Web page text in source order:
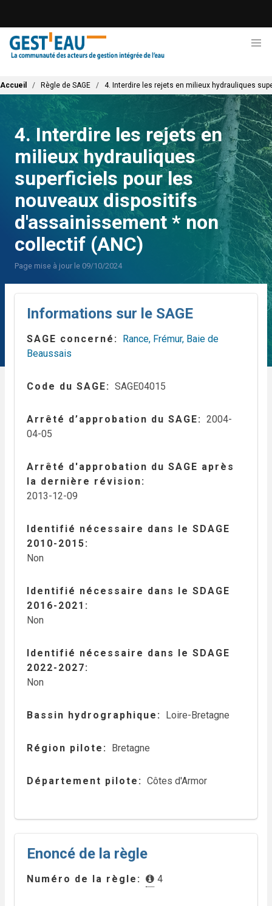
contenu
principal
Fil d'Ariane
Accueil Règle de SAGE 4. Interdire les rejets en milieux hydrauliques
4. Interdire les rejets en
milieux hydrauliques
superficiels pour les
nouveaux dispositifs
d'assainissement * non
collectif (ANC)
Page mise à jour le 09/10/2024
Informations sur le SAGE
SAGE concerné
Rance, Frémur, Baie de
Beaussais
Code du SAGE SAGE04015
Arrêté d’approbation du SAGE
2004-
04-05
Arrêté d'approbation du SAGE après
la dernière révision
2013-12-09
Identifié nécessaire dans le SDAGE
2010-2015
Non
Identifié nécessaire dans le SDAGE
2016-2021
Non
Identifié nécessaire dans le SDAGE
2022-2027
Non
Bassin hydrographique Loire-Bretagne
Région pilote Bretagne
Département pilote Côtes d'Armor
Enoncé de la règle
Numéro de la règle 4